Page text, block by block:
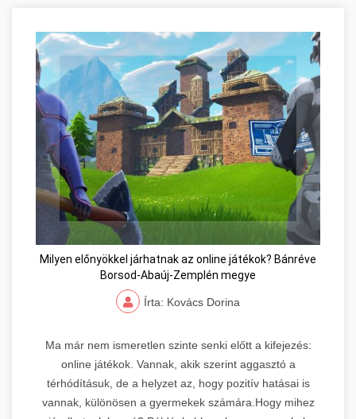
Milyen előnyökkel járhatnak az online játékok? Bánréve
Borsod-Abaúj-Zemplén megye
Írta: Kovács Dorina
Ma már nem ismeretlen szinte senki előtt a kifejezés:
online játékok. Vannak, akik szerint aggasztó a
térhódításuk, de a helyzet az, hogy pozitív hatásai is
vannak, különösen a gyermekek számára.Hogy mihez